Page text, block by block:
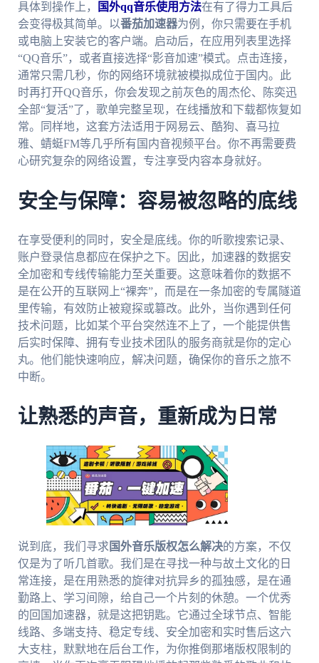
具体到操作上， 国外qq音乐使用方法在有了得力工具后
会变得极其简单。以番茄加速器为例，你只需要在手机
或电脑上安装它的客户端。启动后，在应用列表里选择
“QQ音乐”，或者直接选择“影音加速”模式。点击连接，
通常只需几秒，你的网络环境就被模拟成位于国内。此
时再打开QQ音乐，你会发现之前灰色的周杰伦、陈奕迅
全部“复活”了，歌单完整呈现，在线播放和下载都恢复如
常。同样地，这套方法适用于网易云、酷狗、喜马拉
雅、蜻蜓FM等几乎所有国内音视频平台。你不再需要费
心研究复杂的网络设置，专注享受内容本身就好。
安全与保障：容易被忽略的底线
在享受便利的同时，安全是底线。你的听歌搜索记录、
账户登录信息都应在保护之下。因此，加速器的数据安
全加密和专线传输能力至关重要。这意味着你的数据不
是在公开的互联网上“裸奔”，而是在一条加密的专属隧道
里传输，有效防止被窥探或篡改。此外，当你遇到任何
技术问题，比如某个平台突然连不上了，一个能提供售
后实时保障、拥有专业技术团队的服务商就是你的定心
丸。他们能快速响应，解决问题，确保你的音乐之旅不
中断。
让熟悉的声音，重新成为日常
说到底，我们寻求 国外音乐版权怎么解决的方案，不仅
仅是为了听几首歌。我们是在寻找一种与故土文化的日
常连接，是在用熟悉的旋律对抗异乡的孤独感，是在通
勤路上、学习间隙，给自己一个片刻的休憩。一个优秀
的回国加速器，就是这把钥匙。它通过全球节点、智能
线路、多端支持、稳定专线、安全加密和实时售后这六
大支柱，默默地在后台工作，为你推倒那堵版权限制的